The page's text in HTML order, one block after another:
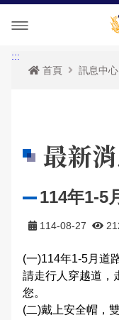
單位介紹
聯絡資訊
轄區概況
轄區派出所
活動訊息
公開徵信專區
RSS訊息中心
治安宣導
交通安全宣導
婦幼宣導
保防宣導
廉政指引
便民服務
政府資訊公開
申辦資訊
常見問答
防空疏散避難專區
民意廣場
分局長信箱
問卷調查
警民交流留言板
影音出版品
活動相簿
影音多媒體
相關連結
:::
首頁
訊息中心
最新
114年1-5
114-08-27
(一)114年1-5月道
請走行人穿越道，
您。
(二)戴上安全帽，